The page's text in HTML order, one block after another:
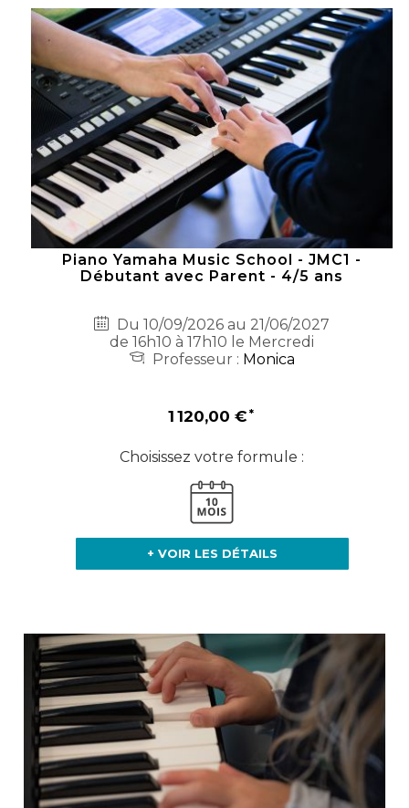
Piano Yamaha Music School - JMC1 -
Débutant avec Parent - 4/5 ans
Du 10/09/2026 au 21/06/2027
de 16h10 à 17h10 le Mercredi
Professeur : Monica
1 120,00 €
Choisissez votre formule :
+ VOIR LES DÉTAILS